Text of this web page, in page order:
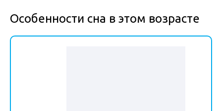
Особенности сна в этом возрасте